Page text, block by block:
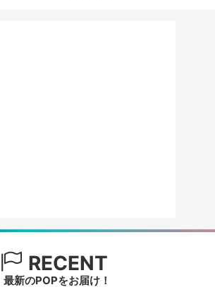
RECENT
最新のPOPをお届け！